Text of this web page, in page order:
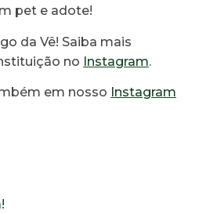
pet e adote!
da Vê! Saiba mais
no Instagram.
em nosso Instagram